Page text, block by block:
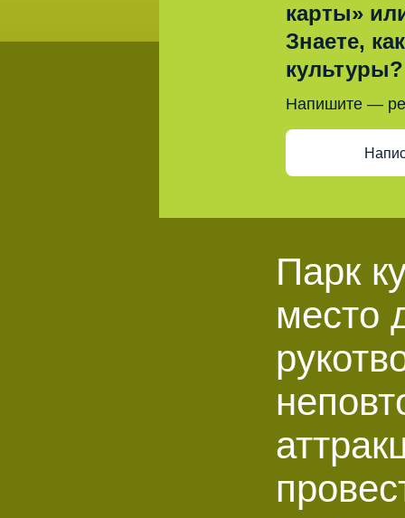
карты»
Знаете,
культуры?
Напишите —
Парк
место